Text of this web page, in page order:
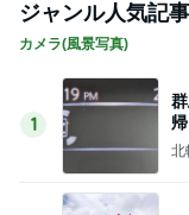
ジャンル人気記
カメラ(風景写真)
1
北